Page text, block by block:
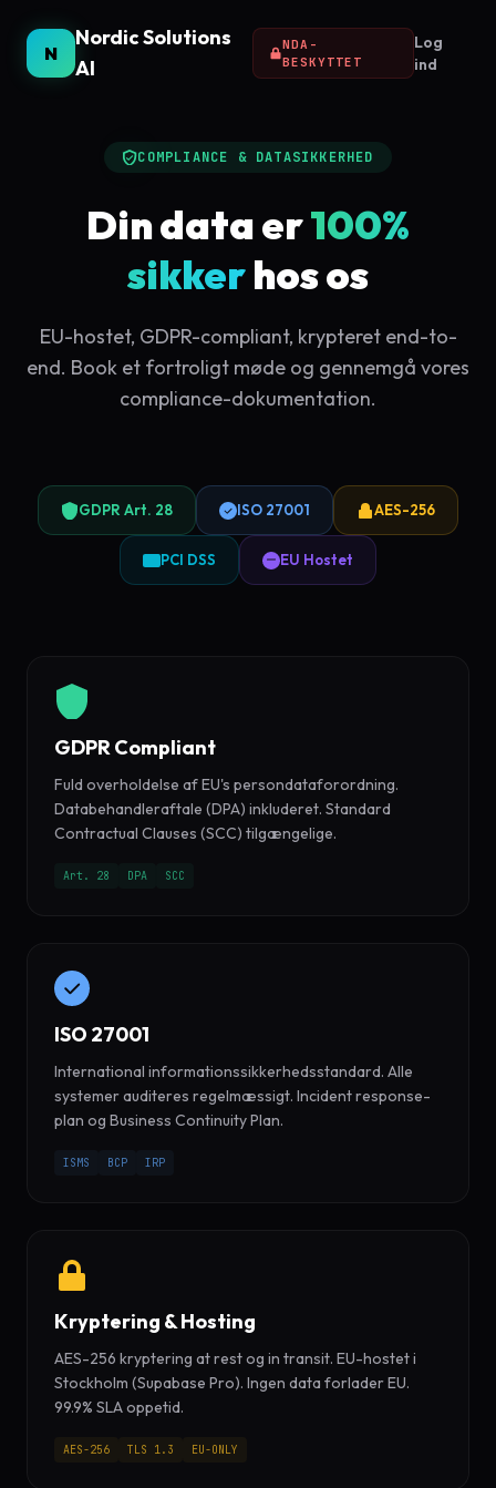
N
Nordic Solutions
AI
NDA-
BESKYTTET
Log
ind
COMPLIANCE & DATASIKKERHED
Din data er100%
sikkerhos os
EU-hostet, GDPR-compliant, krypteret end-to-
end. Book et fortroligt møde og gennemgå vores
compliance-dokumentation.
GDPR Art. 28 ISO 27001 AES-256
PCI DSS EU Hostet
GDPR Compliant
Fuld overholdelse af EU's persondataforordning.
Databehandleraftale (DPA) inkluderet. Standard
Contractual Clauses (SCC) tilgængelige.
Art. 28 DPA SCC
ISO 27001
International informationssikkerhedsstandard. Alle
systemer auditeres regelmæssigt. Incident response-
plan og Business Continuity Plan.
ISMS BCP IRP
Kryptering & Hosting
AES-256 kryptering at rest og in transit. EU-hostet i
Stockholm (Supabase Pro). Ingen data forlader EU.
99.9% SLA oppetid.
AES-256 TLS 1.3 EU-ONLY